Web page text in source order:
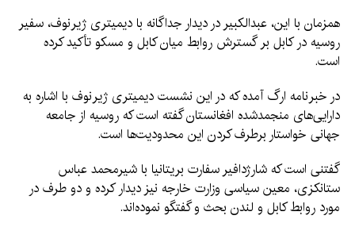
همزمان با این، عبدالکبیر در دیدار جداگانه با دیمیتری ژیرنوف، سفیر
روسیه در کابل بر گسترش روابط میان کابل و مسکو تأکید کرده
است.
در خبرنامه ارگ آمده که در این نشست دیمیتری ژیرنوف با اشاره به
دارایی‌های منجمدشده افغانستان گفته است که روسیه از جامعه
جهانی خواستار برطرف کردن این محدودیت‌ها است.
گفتنی است که شارژدافیر سفارت بریتانیا با شیرمحمد عباس
ستانکزی، معین سیاسی وزارت خارجه نیز دیدار کرده و دو طرف در
مورد روابط کابل و لندن بحث و گفتگو نموده‌اند.